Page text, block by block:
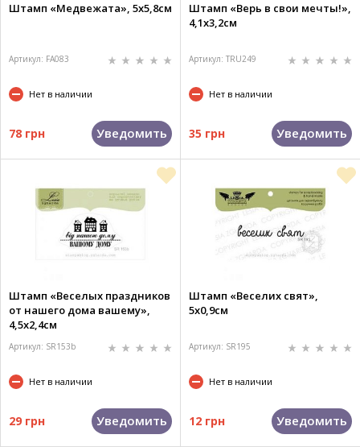
Штамп «Медвежата», 5х5,8см
Артикул: FA083
Нет в наличии
78 грн Уведомить
Штамп «Верь в свои мечты!»,
4,1х3,2см
Артикул: TRU249
Нет в наличии
35 грн Уведомить
Штамп «Веселых праздников
от нашего дома вашему»,
4,5х2,4см
Артикул: SR153b
Нет в наличии
29 грн Уведомить
Штамп «Веселих свят»,
5х0,9см
Артикул: SR195
Нет в наличии
12 грн Уведомить